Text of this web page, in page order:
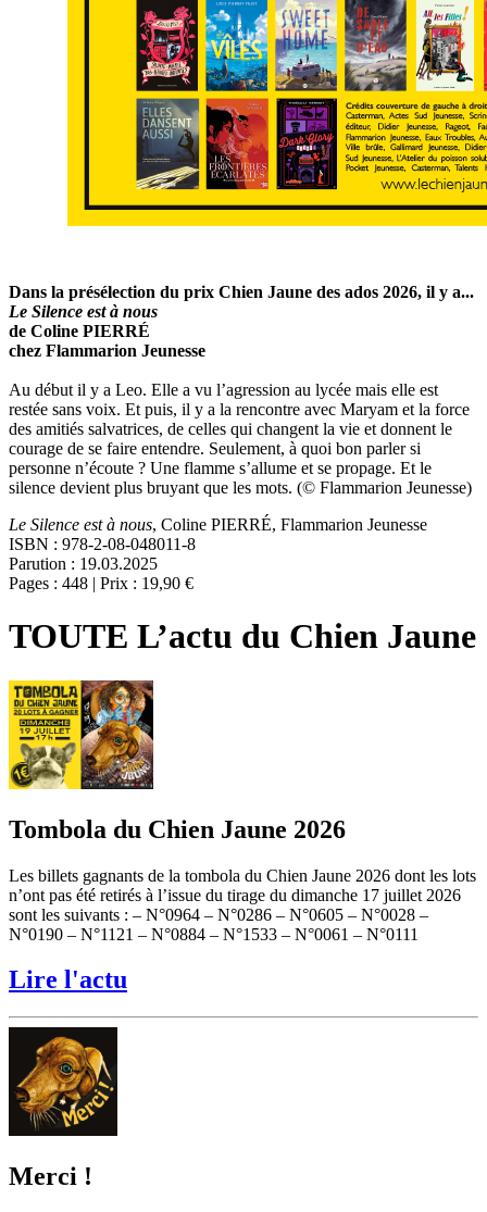
Dans la présélection du prix Chien Jaune des ados 2026, il y a...
Le Silence est à nous
de Coline PIERRÉ
chez Flammarion Jeunesse
Au début il y a Leo. Elle a vu l’agression au lycée mais elle est
restée sans voix. Et puis, il y a la rencontre avec Maryam et la force
des amitiés salvatrices, de celles qui changent la vie et donnent le
courage de se faire entendre. Seulement, à quoi bon parler si
personne n’écoute ? Une flamme s’allume et se propage. Et le
silence devient plus bruyant que les mots. (© Flammarion Jeunesse)
Le Silence est à nous, Coline PIERRÉ, Flammarion Jeunesse
ISBN : 978-2-08-048011-8
Parution : 19.03.2025
Pages : 448 | Prix : 19,90 €
TOUTE L’actu du Chien Jaune
Tombola du Chien Jaune 2026
Les billets gagnants de la tombola du Chien Jaune 2026 dont les lots
n’ont pas été retirés à l’issue du tirage du dimanche 17 juillet 2026
sont les suivants : – N°0964 – N°0286 – N°0605 – N°0028 –
N°0190 – N°1121 – N°0884 – N°1533 – N°0061 – N°0111
Lire l'actu
Merci !